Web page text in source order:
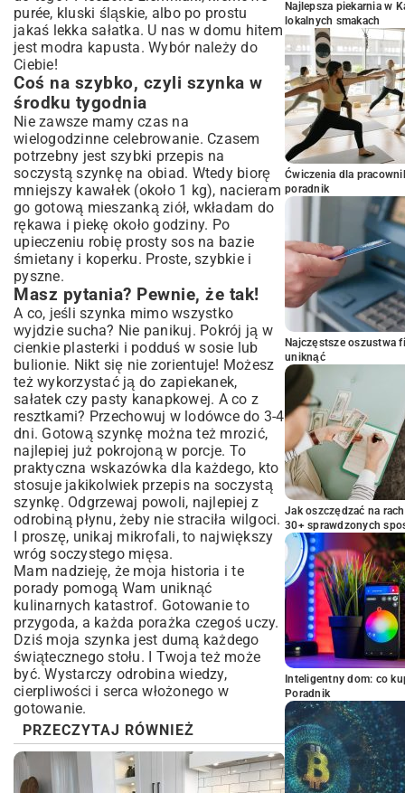
purée, kluski śląskie, albo po prostu
jakaś lekka sałatka. U nas w domu hitem
jest modra kapusta. Wybór należy do
Ciebie!
Coś na szybko, czyli szynka w
środku tygodnia
Nie zawsze mamy czas na
wielogodzinne celebrowanie. Czasem
potrzebny jest szybki przepis na
soczystą szynkę na obiad. Wtedy biorę
mniejszy kawałek (około 1 kg), nacieram
go gotową mieszanką ziół, wkładam do
rękawa i piekę około godziny. Po
upieczeniu robię prosty sos na bazie
śmietany i koperku. Proste, szybkie i
pyszne.
Masz pytania? Pewnie, że tak!
A co, jeśli szynka mimo wszystko
wyjdzie sucha? Nie panikuj. Pokrój ją w
cienkie plasterki i podduś w sosie lub
bulionie. Nikt się nie zorientuje! Możesz
też wykorzystać ją do zapiekanek,
sałatek czy pasty kanapkowej. A co z
resztkami? Przechowuj w lodówce do 3-4
dni. Gotową szynkę można też mrozić,
najlepiej już pokrojoną w porcje. To
praktyczna wskazówka dla każdego, kto
stosuje jakikolwiek przepis na soczystą
szynkę. Odgrzewaj powoli, najlepiej z
odrobiną płynu, żeby nie straciła wilgoci.
I proszę, unikaj mikrofali, to największy
wróg soczystego mięsa.
Mam nadzieję, że moja historia i te
porady pomogą Wam uniknąć
kulinarnych katastrof. Gotowanie to
przygoda, a każda porażka czegoś uczy.
Dziś moja szynka jest dumą każdego
świątecznego stołu. I Twoja też może
być. Wystarczy odrobina wiedzy,
cierpliwości i serca włożonego w
gotowanie.
PRZECZYTAJ RÓWNIEŻ
Najlepsza piekarnia w
lokalnych smakach
Ćwiczenia dla
poradnik
Najczęstsze oszustwa
uniknąć
Jak oszczędzać na
30+ sprawdzonych
Inteligentny dom: co
Poradnik